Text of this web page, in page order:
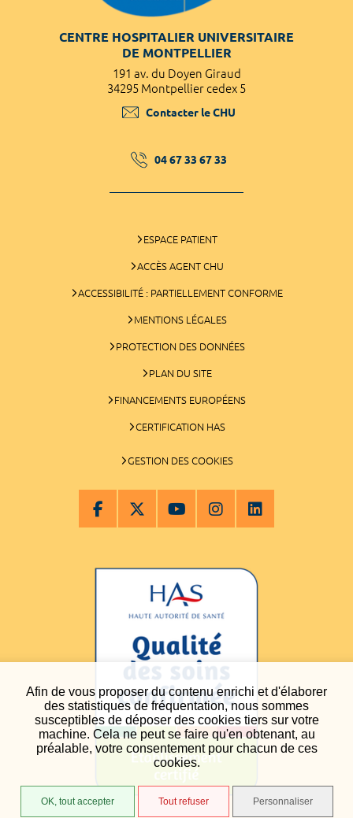
Afin de vous proposer du contenu enrichi et d'élaborer
des statistiques de fréquentation, nous sommes
susceptibles de déposer des cookies tiers sur votre
machine. Cela ne peut se faire qu'en obtenant, au
préalable, votre consentement pour chacun de ces
cookies.
OK, tout accepter Tout refuser Personnaliser
CENTRE HOSPITALIER UNIVERSITAIRE
DE MONTPELLIER
191 av. du Doyen Giraud
34295 Montpellier cedex 5
Contacter le CHU
04 67 33 67 33
ESPACE PATIENT
ACCÈS AGENT CHU
ACCESSIBILITÉ : PARTIELLEMENT CONFORME
MENTIONS LÉGALES
PROTECTION DES DONNÉES
PLAN DU SITE
FINANCEMENTS EUROPÉENS
CERTIFICATION HAS
GESTION DES COOKIES